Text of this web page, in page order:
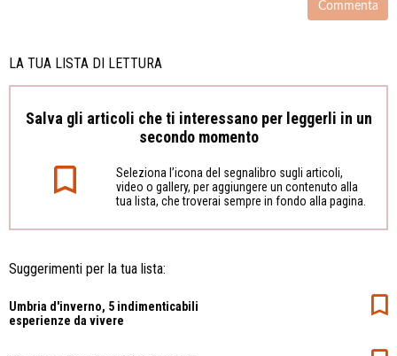
LA TUA LISTA DI LETTURA
Salva gli articoli che ti interessano per leggerli in un
secondo momento
Seleziona l’icona del segnalibro sugli articoli,
video o gallery, per aggiungere un contenuto alla
tua lista, che troverai sempre in fondo alla pagina.
Suggerimenti per la tua lista:
Umbria d'inverno, 5 indimenticabili
esperienze da vivere